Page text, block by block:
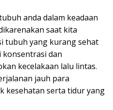
anda dalam keadaan
saat kita
tubuh yang kurang sehat
konsentrasi dan
kecelakaan lalu lintas.
jauh para
kesehatan serta tidur yang